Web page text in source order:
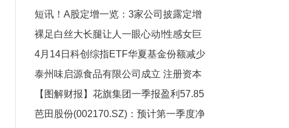
新西兰佳沛开季暨十年战略发布大会
短讯！A股定增一览：3家公司披露定增
进展
裸足白丝大长腿让人一眼心动!性感女巨
人新消息来了 每日头条
4月14日科创综指ETF华夏基金份额减少
1200万份，重仓股寒武纪、海光信息、
中芯国际_每日热点
泰州味启源食品有限公司成立 注册资本
50万人民币
【图解财报】花旗集团一季报盈利57.85
亿美元，同比增加42.35%
芭田股份(002170.SZ)：预计第一季度净